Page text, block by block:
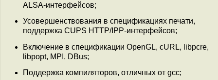
ALSA-интерфейсов;
Усовершенствования в спецификациях печати,
поддержка CUPS HTTP/IPP-интерфейсов;
Включение в спецификации OpenGL, cURL, libpcre,
libpopt, MPI, DBus;
Поддержка компиляторов, отличных от gcc;